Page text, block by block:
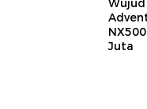
Juta